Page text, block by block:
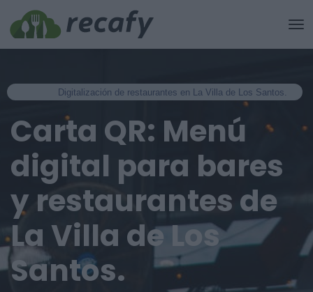
Digitalización de restaurantes en La Villa de Los Santos.
Carta QR: Menú
digital para bares
y restaurantes de
La Villa de Los
Santos.